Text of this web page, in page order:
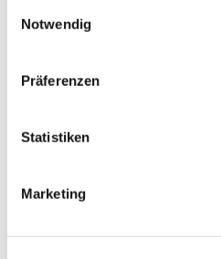
Notwendig
Präferenzen
Statistiken
Marketing
Dies könnte